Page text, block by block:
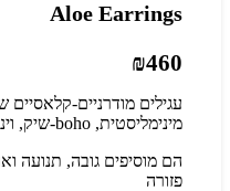
Aloe Earrings
₪460
עגילים מודרניים-
מינימליסטית, boho-שיק, וינטג' או אפילו לוק ערב אלגנטי.
הם מוסיפים גובה, תנועה
פזורה